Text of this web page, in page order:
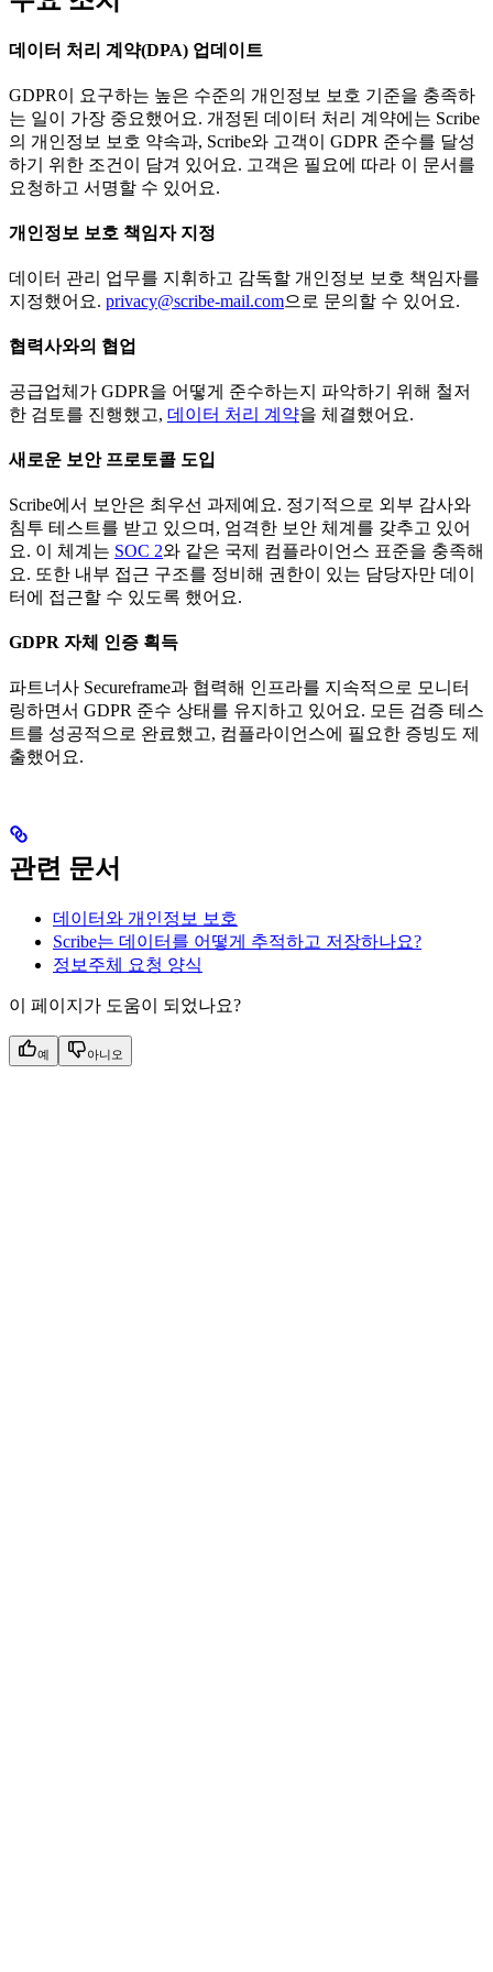
데이터 처리 계약(DPA) 업데이트
GDPR이 요구하는 높은 수준의 개인정보 보호 기준을 충족하
는 일이 가장 중요했어요. 개정된 데이터 처리 계약에는 Scribe
의 개인정보 보호 약속과, Scribe와 고객이 GDPR 준수를 달성
하기 위한 조건이 담겨 있어요. 고객은 필요에 따라 이 문서를
요청하고 서명할 수 있어요.
개인정보 보호 책임자 지정
데이터 관리 업무를 지휘하고 감독할 개인정보 보호 책임자를
지정했어요. privacy@scribe-mail.com으로 문의할 수 있어요.
협력사와의 협업
공급업체가 GDPR을 어떻게 준수하는지 파악하기 위해 철저
한 검토를 진행했고, 데이터 처리 계약을 체결했어요.
새로운 보안 프로토콜 도입
Scribe에서 보안은 최우선 과제예요. 정기적으로 외부 감사와
침투 테스트를 받고 있으며, 엄격한 보안 체계를 갖추고 있어
요. 이 체계는 SOC 2와 같은 국제 컴플라이언스 표준을 충족해
요. 또한 내부 접근 구조를 정비해 권한이 있는 담당자만 데이
터에 접근할 수 있도록 했어요.
GDPR 자체 인증 획득
파트너사 Secureframe과 협력해 인프라를 지속적으로 모니터
링하면서 GDPR 준수 상태를 유지하고 있어요. 모든 검증 테스
트를 성공적으로 완료했고, 컴플라이언스에 필요한 증빙도 제
출했어요.
관련 문서
데이터와 개인정보 보호
Scribe는 데이터를 어떻게 추적하고 저장하나요?
정보주체 요청 양식
이 페이지가 도움이 되었나요?
예 아니오